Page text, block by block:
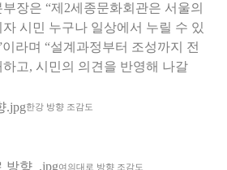
장은 “제2세종문화회관은 서울의
시민 누구나 일상에서 누릴 수 있
라며 “설계과정부터 조성까지 전
고, 시민의 의견을 반영해 나갈
한강 방향 조감도
여의대로 방향 조감도